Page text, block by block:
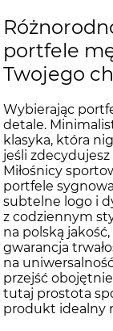
portfele
Twojego
Wybierając
detale.
klasyka, która
jeśli
Miłośnicy
portfele
subtelne logo i
z codziennym
na polską
gwarancja
na
przejść
tutaj prostota
produkt idealny